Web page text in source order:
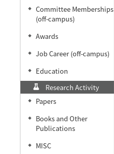
◆
Committee Memberships
(off-campus)
◆ Awards
◆ Job Career (off-campus)
◆
Education
Research Activity
◆ Papers
◆
Books and Other
Publications
◆ MISC